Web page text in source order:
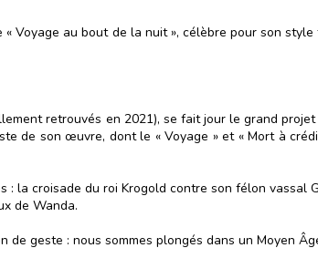
« Voyage au bout de la nuit », célèbre pour son
retrouvés en 2021), se fait jour le grand
de son œuvre, dont le « Voyage » et « Mort à
: la croisade du roi Krogold contre son félon vassal
de Wanda.
de geste : nous sommes plongés dans un Moyen